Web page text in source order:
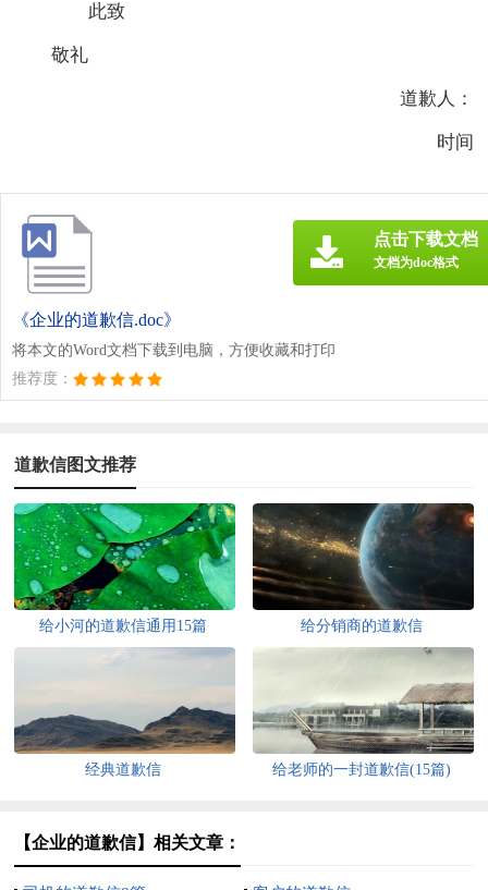
此致
敬礼
道歉人：
时间
《企业的道歉信.doc》
将本文的Word文档下载到电脑，方便收藏和打印
推荐度：
点击下载文档
文档为doc格式
道歉信图文推荐
给小河的道歉信通用15篇 给分销商的道歉信
经典道歉信 给老师的一封道歉信(15篇)
【企业的道歉信】相关文章：